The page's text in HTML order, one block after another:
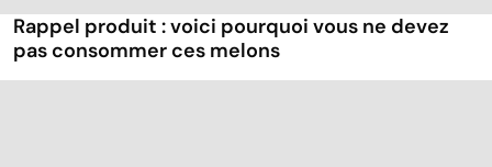
Rappel produit : voici pourquoi vous ne devez
pas consommer ces melons